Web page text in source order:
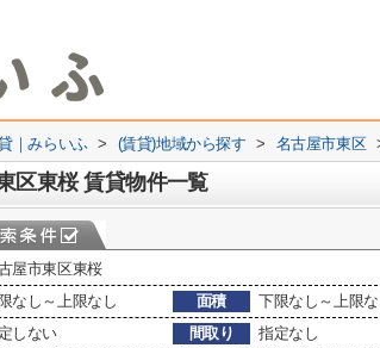
｜みらいふ > (賃貸)地域から探す > 名古屋市東区
区東桜 賃貸物件一覧
屋市東区東桜
なし～上限なし 面積 下限なし～上限な
しない 間取り
指定なし